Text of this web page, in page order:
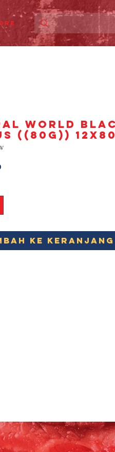
WORLD
((80G))
ke Keranjang